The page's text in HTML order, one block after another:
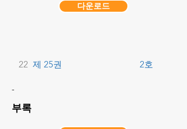
다운로드
22 제 25권 2호
-
부록